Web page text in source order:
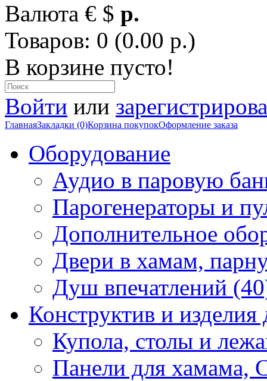
Валюта € $ р.
Товаров: 0 (0.00 р.)
В корзине пусто!
Войти или
ГлавнаяЗакладки (0)Корзина покупокОформление заказа
Оборудование
Аудио в паровую
Парогенераторы и
Дополнительное
Двери в хамам,
Душ впечатлений
Конструктив и изделия
Купола, столы и
Панели для